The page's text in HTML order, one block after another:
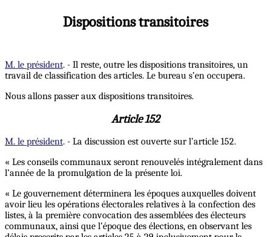
Dispositions transitoires
M. le président. - Il reste, outre les dispositions transitoires, un
travail de classification des articles. Le bureau s’en occupera.
Nous allons passer aux dispositions transitoires.
Article 152
M. le président. - La discussion est ouverte sur l’article 152.
« Les conseils communaux seront renouvelés intégralement dans
l’année de la promulgation de la présente loi.
« Le gouvernement déterminera les époques auxquelles doivent
avoir lieu les opérations électorales relatives à la confection des
listes, à la première convocation des assemblées des électeurs
communaux, ainsi que l’époque des élections, en observant les